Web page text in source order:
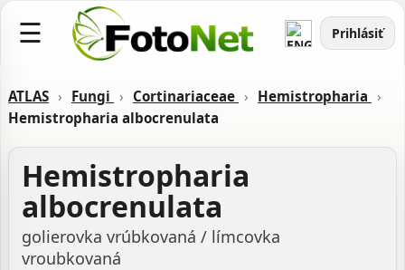
☰ Prihlásiť
ATLAS › Fungi › Cortinariaceae › Hemistropharia ›
Hemistropharia albocrenulata
Hemistropharia
albocrenulata
golierovka vrúbkovaná / límcovka
vroubkovaná